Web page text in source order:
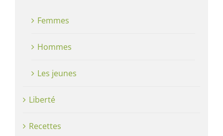
Femmes
Hommes
Les jeunes
Liberté
Recettes